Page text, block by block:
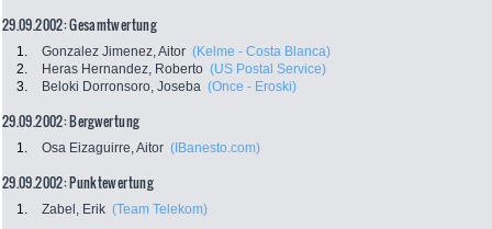
29.09.2002: Gesamtwertung
1. Gonzalez Jimenez, Aitor (Kelme - Costa Blanca)
2.
Heras Hernandez, Roberto (US Postal Service)
3.
Beloki Dorronsoro, Joseba (Once - Eroski)
29.09.2002: Bergwertung
1. Osa Eizaguirre, Aitor (IBanesto.com)
29.09.2002: Punktewertung
1. Zabel, Erik (Team Telekom)